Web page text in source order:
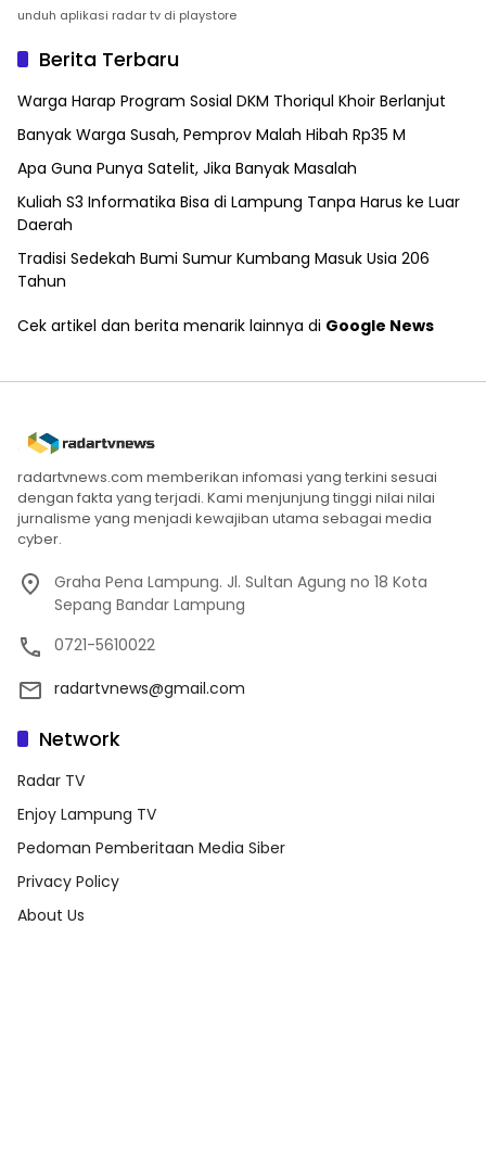
unduh aplikasi radar tv di playstore
Berita Terbaru
Warga Harap Program Sosial DKM Thoriqul Khoir Berlanjut
Banyak Warga Susah, Pemprov Malah Hibah Rp35 M
Apa Guna Punya Satelit, Jika Banyak Masalah
Kuliah S3 Informatika Bisa di Lampung Tanpa Harus ke Luar
Daerah
Tradisi Sedekah Bumi Sumur Kumbang Masuk Usia 206
Tahun
Cek artikel dan berita menarik lainnya di Google News
radartvnews.com memberikan infomasi yang terkini sesuai
dengan fakta yang terjadi. Kami menjunjung tinggi nilai nilai
jurnalisme yang menjadi kewajiban utama sebagai media
cyber.
Graha Pena Lampung. Jl. Sultan Agung no 18 Kota
Sepang Bandar Lampung
0721-5610022
radartvnews@gmail.com
Network
Radar TV
Enjoy Lampung TV
Pedoman Pemberitaan Media Siber
Privacy Policy
About Us